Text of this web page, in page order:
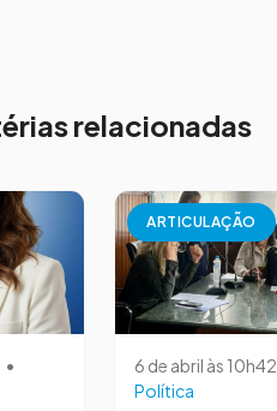
relacionadas
•
ARTICULAÇÃO
6 de abril às 10h42
Política